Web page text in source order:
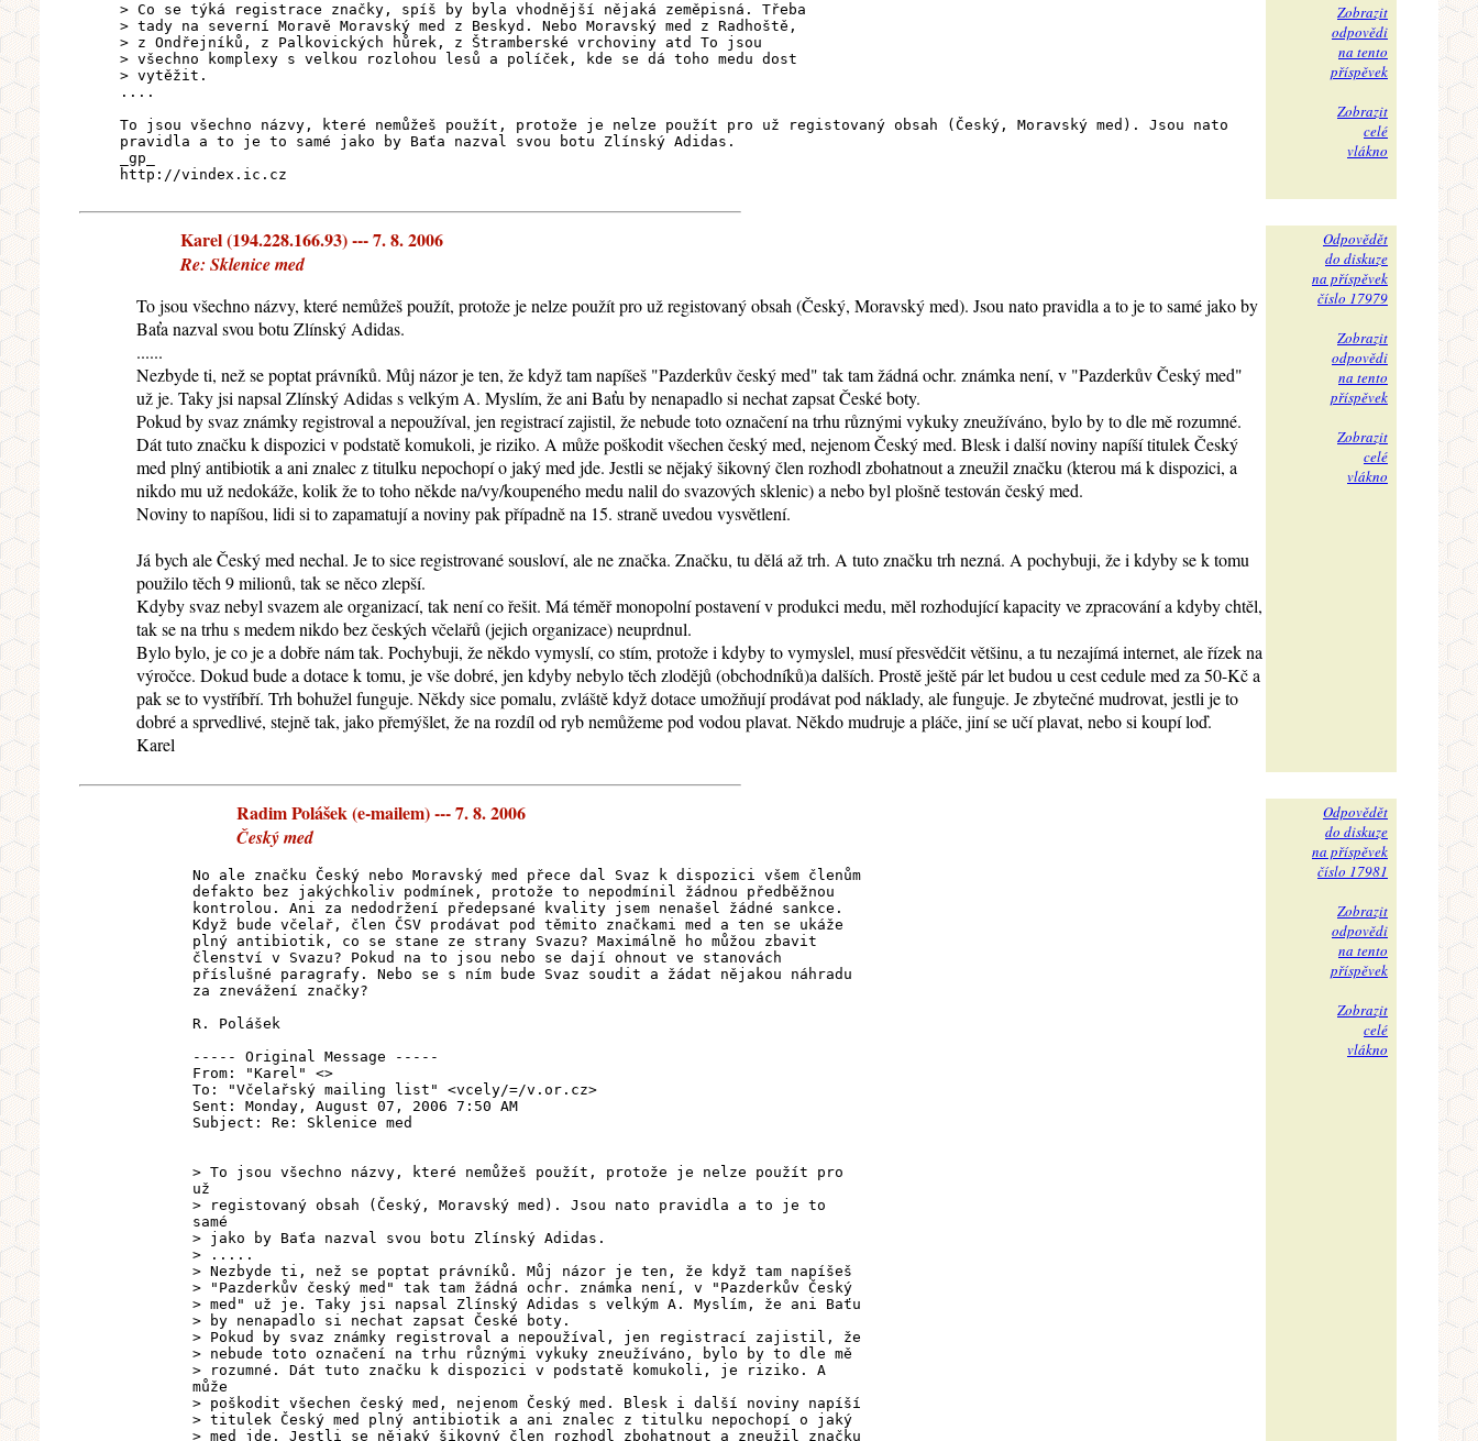
> Co se týká registrace značky, spíš by byla vhodnější nějaká zeměpisná. Třeba
> tady na severní Moravě Moravský med z Beskyd. Nebo Moravský med z Radhoště,
> z Ondřejníků, z Palkovických hůrek, z Štramberské vrchoviny atd To jsou
> všechno komplexy s velkou rozlohou lesů a políček, kde se dá toho medu dost
> vytěžit.
....
To jsou všechno názvy, které nemůžeš použít, protože je nelze použít pro už registovaný obsah (Český, Moravský med). Jsou nato
pravidla a to je to samé jako by Baťa nazval svou botu Zlínský Adidas.
_gp_
http://vindex.ic.cz
Zobrazit
odpovědi
na tento
příspěvek
Zobrazit
celé
vlákno
Karel (194.228.166.93) --- 7. 8. 2006
Re: Sklenice med
To jsou všechno názvy, které nemůžeš použít, protože je nelze použít pro už registovaný obsah (Český, Moravský med). Jsou nato pravidla a to je to samé jako by
Baťa nazval svou botu Zlínský Adidas.
......
Nezbyde ti, než se poptat právníků. Můj názor je ten, že když tam napíšeš "Pazderkův český med" tak tam žádná ochr. známka není, v "Pazderkův Český med"
už je. Taky jsi napsal Zlínský Adidas s velkým A. Myslím, že ani Baťu by nenapadlo si nechat zapsat České boty.
Pokud by svaz známky registroval a nepoužíval, jen registrací zajistil, že nebude toto označení na trhu různými vykuky zneužíváno, bylo by to dle mě rozumné.
Dát tuto značku k dispozici v podstatě komukoli, je riziko. A může poškodit všechen český med, nejenom Český med. Blesk i další noviny napíší titulek Český
med plný antibiotik a ani znalec z titulku nepochopí o jaký med jde. Jestli se nějaký šikovný člen rozhodl zbohatnout a zneužil značku (kterou má k dispozici, a
nikdo mu už nedokáže, kolik že to toho někde na/vy/koupeného medu nalil do svazových sklenic) a nebo byl plošně testován český med.
Noviny to napíšou, lidi si to zapamatují a noviny pak případně na 15. straně uvedou vysvětlení.
Já bych ale Český med nechal. Je to sice registrované sousloví, ale ne značka. Značku, tu dělá až trh. A tuto značku trh nezná. A pochybuji, že i kdyby se k tomu
použilo těch 9 milionů, tak se něco zlepší.
Kdyby svaz nebyl svazem ale organizací, tak není co řešit. Má téměř monopolní postavení v produkci medu, měl rozhodující kapacity ve zpracování a kdyby chtěl,
tak se na trhu s medem nikdo bez českých včelařů (jejich organizace) neuprdnul.
Bylo bylo, je co je a dobře nám tak. Pochybuji, že někdo vymyslí, co stím, protože i kdyby to vymyslel, musí přesvědčit většinu, a tu nezajímá internet, ale řízek na
výročce. Dokud bude a dotace k tomu, je vše dobré, jen kdyby nebylo těch zlodějů (obchodníků)a dalších. Prostě ještě pár let budou u cest cedule med za 50-Kč a
pak se to vystříbří. Trh bohužel funguje. Někdy sice pomalu, zvláště když dotace umožňují prodávat pod náklady, ale funguje. Je zbytečné mudrovat, jestli je to
dobré a sprvedlivé, stejně tak, jako přemýšlet, že na rozdíl od ryb nemůžeme pod vodou plavat. Někdo mudruje a pláče, jiní se učí plavat, nebo si koupí loď.
Karel
Odpovědět
do diskuze
na příspěvek
číslo 17979
Zobrazit
odpovědi
na tento
příspěvek
Zobrazit
celé
vlákno
Radim Polášek (e-mailem) --- 7. 8. 2006
Český med
No ale značku Český nebo Moravský med přece dal Svaz k dispozici všem členům
defakto bez jakýchkoliv podmínek, protože to nepodmínil žádnou předběžnou
kontrolou. Ani za nedodržení předepsané kvality jsem nenašel žádné sankce.
Když bude včelař, člen ČSV prodávat pod těmito značkami med a ten se ukáže
plný antibiotik, co se stane ze strany Svazu? Maximálně ho můžou zbavit
členství v Svazu? Pokud na to jsou nebo se dají ohnout ve stanovách
příslušné paragrafy. Nebo se s ním bude Svaz soudit a žádat nějakou náhradu
za znevážení značky?
R. Polášek
----- Original Message -----
From: "Karel" <>
To: "Včelařský mailing list" <vcely/=/v.or.cz>
Sent: Monday, August 07, 2006 7:50 AM
Subject: Re: Sklenice med
> To jsou všechno názvy, které nemůžeš použít, protože je nelze použít pro
už
> registovaný obsah (Český, Moravský med). Jsou nato pravidla a to je to
samé
> jako by Baťa nazval svou botu Zlínský Adidas.
> .....
> Nezbyde ti, než se poptat právníků. Můj názor je ten, že když tam napíšeš
> "Pazderkův český med" tak tam žádná ochr. známka není, v "Pazderkův Český
> med" už je. Taky jsi napsal Zlínský Adidas s velkým A. Myslím, že ani Baťu
> by nenapadlo si nechat zapsat České boty.
> Pokud by svaz známky registroval a nepoužíval, jen registrací zajistil, že
> nebude toto označení na trhu různými vykuky zneužíváno, bylo by to dle mě
> rozumné. Dát tuto značku k dispozici v podstatě komukoli, je riziko. A
může
> poškodit všechen český med, nejenom Český med. Blesk i další noviny napíší
> titulek Český med plný antibiotik a ani znalec z titulku nepochopí o jaký
> med jde. Jestli se nějaký šikovný člen rozhodl zbohatnout a zneužil značku
Odpovědět
do diskuze
na příspěvek
číslo 17981
Zobrazit
odpovědi
na tento
příspěvek
Zobrazit
celé
vlákno